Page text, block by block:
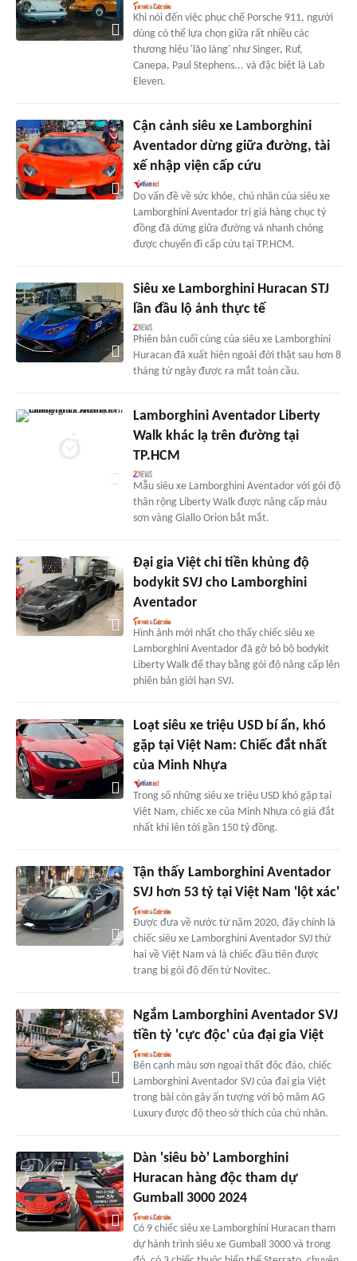
Khi nói đến việc phục chế Porsche 911, người
dùng có thể lựa chọn giữa rất nhiều các
thương hiệu 'lão làng' như Singer, Ruf,
Canepa, Paul Stephens... và đặc biệt là Lab
Eleven.
Cận cảnh siêu xe Lamborghini
Aventador dừng giữa đường, tài
xế nhập viện cấp cứu
Do vấn đề về sức khỏe, chủ nhân của siêu xe
Lamborghini Aventador trị giá hàng chục tỷ
đồng đã dừng giữa đường và nhanh chóng
được chuyển đi cấp cứu tại TP.HCM.
Siêu xe Lamborghini Huracan STJ
lần đầu lộ ảnh thực tế
Phiên bản cuối cùng của siêu xe Lamborghini
Huracan đã xuất hiện ngoài đời thật sau hơn 8
tháng từ ngày được ra mắt toàn cầu.
Lamborghini Aventador Liberty
Walk khác lạ trên đường tại
TP.HCM
Mẫu siêu xe Lamborghini Aventador với gói độ
thân rộng Liberty Walk được nâng cấp màu
sơn vàng Giallo Orion bắt mắt.
Đại gia Việt chi tiền khủng độ
bodykit SVJ cho Lamborghini
Aventador
Hình ảnh mới nhất cho thấy chiếc siêu xe
Lamborghini Aventador đã gở bỏ bộ bodykit
Liberty Walk để thay bằng gói độ nâng cấp lên
phiên bản giới hạn SVJ.
Loạt siêu xe triệu USD bí ẩn, khó
gặp tại Việt Nam: Chiếc đắt nhất
của Minh Nhựa
Trong số những siêu xe triệu USD khó gặp tại
Việt Nam, chiếc xe của Minh Nhựa có giá đắt
nhất khi lên tới gần 150 tỷ đồng.
Tận thấy Lamborghini Aventador
SVJ hơn 53 tỷ tại Việt Nam 'lột xác'
Được đưa về nước từ năm 2020, đây chính là
chiếc siêu xe Lamborghini Aventador SVJ thứ
hai về Việt Nam và là chiếc đầu tiên được
trang bị gói độ đến từ Novitec.
Ngắm Lamborghini Aventador SVJ
tiền tỷ 'cực độc' của đại gia Việt
Bên cạnh màu sơn ngoại thất độc đáo, chiếc
Lamborghini Aventador SVJ của đại gia Việt
trong bài còn gây ấn tượng với bộ mâm AG
Luxury được độ theo sở thích của chủ nhân.
Dàn 'siêu bò' Lamborghini
Huracan hàng độc tham dự
Gumball 3000 2024
Có 9 chiếc siêu xe Lamborghini Huracan tham
dự hành trình siêu xe Gumball 3000 và trong